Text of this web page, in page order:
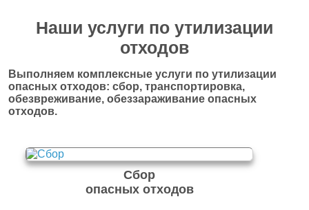
Наши услуги по утилизации
отходов
Выполняем комплексные услуги по утилизации
опасных отходов: сбор, транспортировка,
обезвреживание, обеззараживание опасных
отходов.
Сбор
опасных отходов